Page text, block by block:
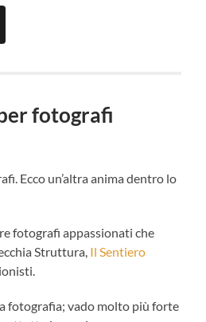
fotografi
Ecco un’altra anima dentro lo
fotografi appassionati che
Struttura, Il Sentiero
fotografia; vado molto più forte